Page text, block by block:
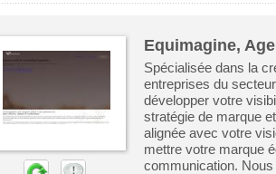
Equimagine,
Spécialisée dans la
entreprises du
développer votre
stratégie de marque
alignée avec votre
mettre votre marque
communication.